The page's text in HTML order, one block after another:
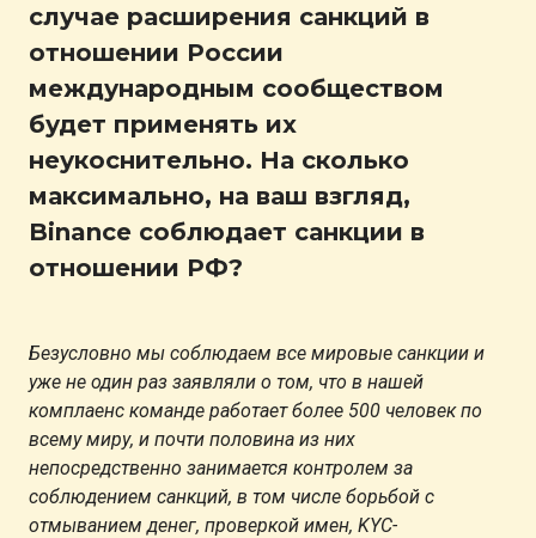
случае расширения санкций в
отношении России
международным сообществом
будет применять их
неукоснительно. На сколько
максимально, на ваш взгляд,
Binance соблюдает санкции в
отношении РФ?
Безусловно мы соблюдаем все мировые санкции и
уже не один раз заявляли о том, что в нашей
комплаенс команде работает более 500 человек по
всему миру, и почти половина из них
непосредственно занимается контролем за
соблюдением санкций, в том числе борьбой с
отмыванием денег, проверкой имен, KYC-